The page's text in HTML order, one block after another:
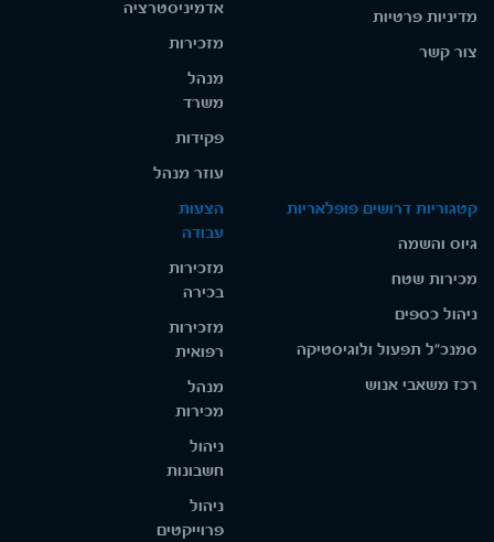
מדיניות פרטיות
צור קשר
אדמיניסטרציה
מזכירות
מנהל
משרד
פקידות
עוזר מנהל
קטגוריות דרושים פופלאריות
גיוס והשמה
מכירות שטח
ניהול כספים
סמנכ"ל תפעול ולוגיסטיקה
רכז משאבי אנוש
הצעות
עבודה
מזכירות
בכירה
מזכירות
רפואית
מנהל
מכירות
ניהול
חשבונות
ניהול
פרוייקטים